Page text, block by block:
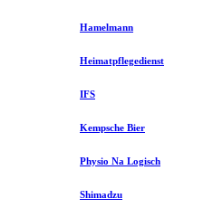
Hamelmann
Heimatpflegedienst
IFS
Kempsche Bier
Physio Na Logisch
Shimadzu